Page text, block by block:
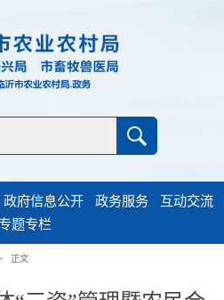
政府信息公开 政务服务
互动交流
题专栏
正文